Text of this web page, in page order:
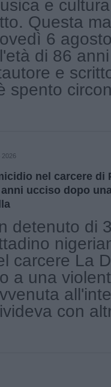
e
Questa
6
di 86
e
spento
2026
nel carcere di
anni ucciso dopo
detenuto di
carcere La
a una
con